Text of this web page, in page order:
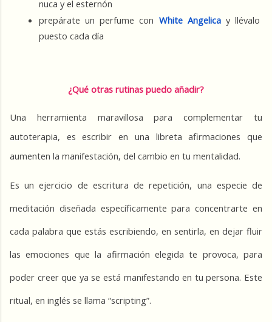
nuca y el esternón
prepárate un perfume con White Angelica y llévalo
puesto cada día
¿Qué otras rutinas puedo añadir?
Una herramienta maravillosa para complementar tu
autoterapia, es escribir en una libreta afirmaciones que
aumenten la manifestación, del cambio en tu mentalidad.
Es un ejercicio de escritura de repetición, una especie de
meditación diseñada específicamente para concentrarte en
cada palabra que estás escribiendo, en sentirla, en dejar fluir
las emociones que la afirmación elegida te provoca, para
poder creer que ya se está manifestando en tu persona. Este
ritual, en inglés se llama “scripting”.